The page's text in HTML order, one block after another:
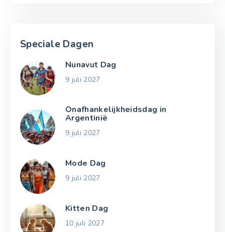
Speciale Dagen
Nunavut Dag
9 juli 2027
Onafhankelijkheidsdag in
Argentinië
9 juli 2027
Mode Dag
9 juli 2027
Kitten Dag
10 juli 2027